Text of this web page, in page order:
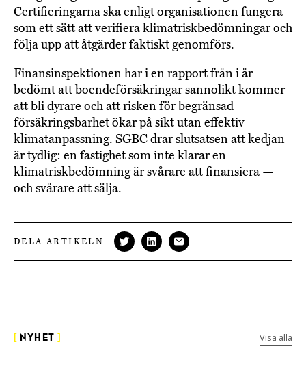
Certifieringarna ska enligt organisationen fungera
som ett sätt att verifiera klimatriskbedömningar och
följa upp att åtgärder faktiskt genomförs.
Finansinspektionen har i en rapport från i år
bedömt att boendeförsäkringar sannolikt kommer
att bli dyrare och att risken för begränsad
försäkringsbarhet ökar på sikt utan effektiv
klimatanpassning. SGBC drar slutsatsen att kedjan
är tydlig: en fastighet som inte klarar en
klimatriskbedömning är svårare att finansiera —
och svårare att sälja.
DELA ARTIKELN
NYHET Visa alla